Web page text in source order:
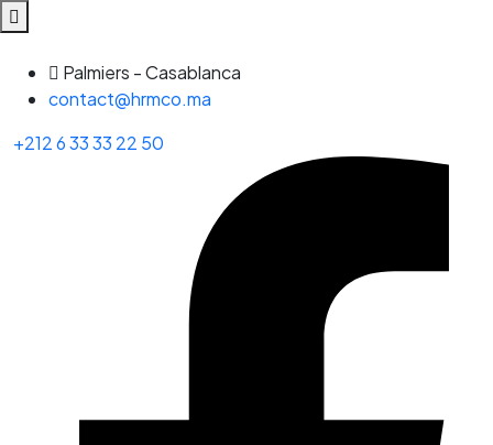
Palmiers - Casablanca
contact@hrmco.ma
+212 6 33 33 22 50